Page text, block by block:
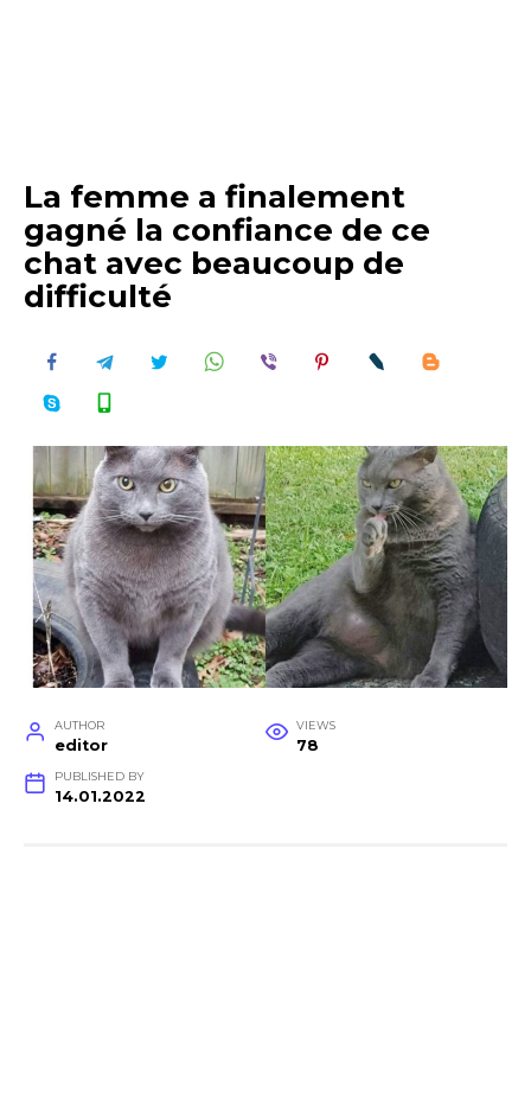
La femme a finalement
gagné la confiance de ce
chat avec beaucoup de
difficulté
AUTHOR
editor
VIEWS
78
PUBLISHED BY
14.01.2022